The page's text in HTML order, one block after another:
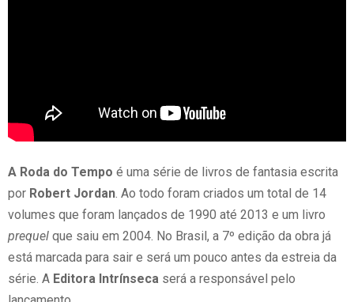
A Roda do Tempo é uma série de livros de fantasia escrita
por Robert Jordan. Ao todo foram criados um total de 14
volumes que foram lançados de 1990 até 2013 e um livro
prequel que saiu em 2004. No Brasil, a 7º edição da obra já
está marcada para sair e será um pouco antes da estreia da
série. A Editora Intrínseca será a responsável pelo